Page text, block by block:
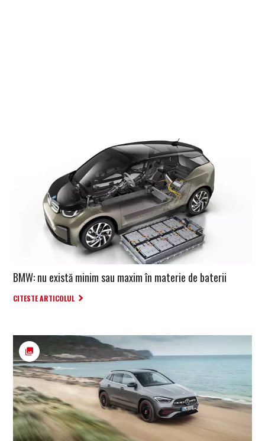
BMW: nu există minim sau maxim în materie de baterii
CITESTE ARTICOLUL